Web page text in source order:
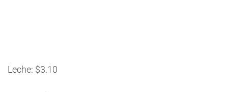
Leche: $3.10